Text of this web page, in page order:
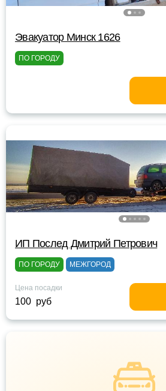
Эвакуатор Минск 1626
ПО ГОРОДУ
ИП Послед Дмитрий Петрович
ПО ГОРОДУ МЕЖГОРОД
Цена посадки
100 руб